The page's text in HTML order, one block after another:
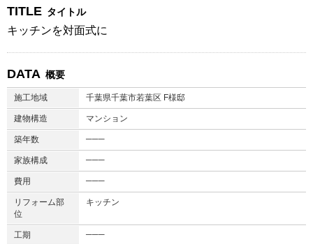
TITLE タイトル
キッチンを対面式に
DATA 概要
施工地域 千葉県千葉市若葉区 F様邸
建物構造 マンション
築年数 ───
家族構成 ───
費用 ───
リフォーム部
位
キッチン
工期 ───